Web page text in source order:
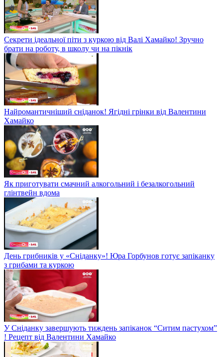
Секрети ідеальної піти з куркою від Валі Хамайко! Зручно
брати на роботу, в школу чи на пікнік
Найромантичніший сніданок! Ягідні грінки від Валентини
Хамайко
Як приготувати смачний алкогольний і безалкогольний
глінтвейн вдома
День грибників у «Сніданку»! Юра Горбунов готує запіканку
з грибами та куркою
У Сніданку завершують тиждень запіканок “Ситим пастухом”
! Рецепт від Валентини Хамайко